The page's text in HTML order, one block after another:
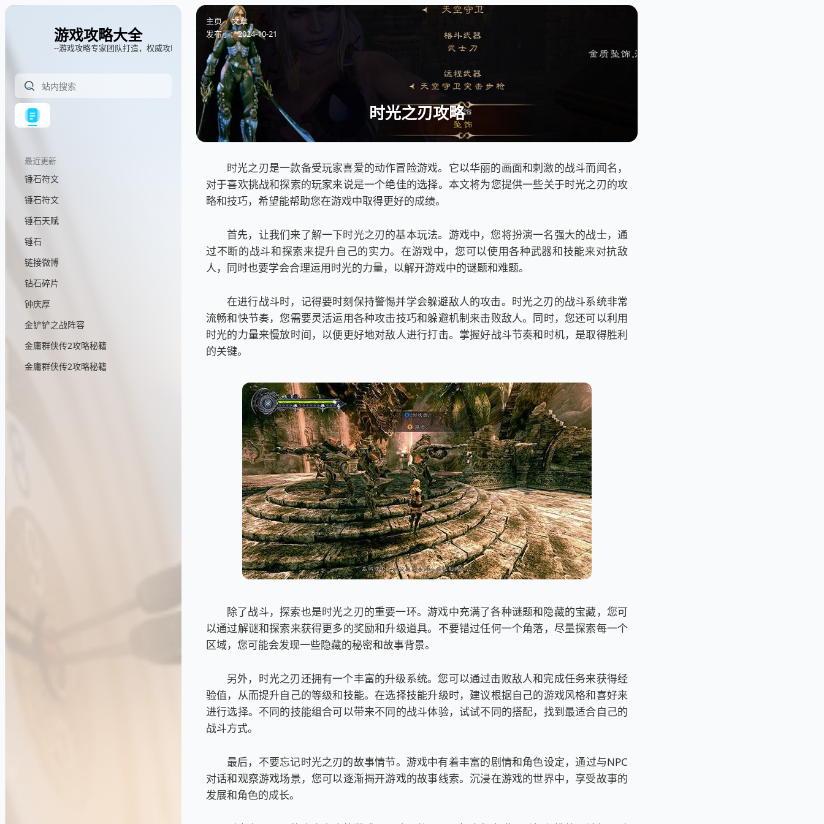
游戏攻略大全
--游戏攻略专家团队打造，权威攻略指南
最近更新
锤石符文
锤石符文
锤石天赋
锤石
链接微博
钻石碎片
钟庆厚
金铲铲之战阵容
金庸群侠传2攻略秘籍
金庸群侠传2攻略秘籍
主页
文章
发布于：2024-10-21
时光之刃攻略
时光之刃是一款备受玩家喜爱的动作冒险游戏。它以华丽的画面和刺激的战斗而闻名，
对于喜欢挑战和探索的玩家来说是一个绝佳的选择。本文将为您提供一些关于时光之刃的攻
略和技巧，希望能帮助您在游戏中取得更好的成绩。
首先，让我们来了解一下时光之刃的基本玩法。游戏中，您将扮演一名强大的战士，通
过不断的战斗和探索来提升自己的实力。在游戏中，您可以使用各种武器和技能来对抗敌
人，同时也要学会合理运用时光的力量，以解开游戏中的谜题和难题。
在进行战斗时，记得要时刻保持警惕并学会躲避敌人的攻击。时光之刃的战斗系统非常
流畅和快节奏，您需要灵活运用各种攻击技巧和躲避机制来击败敌人。同时，您还可以利用
时光的力量来慢放时间，以便更好地对敌人进行打击。掌握好战斗节奏和时机，是取得胜利
的关键。
除了战斗，探索也是时光之刃的重要一环。游戏中充满了各种谜题和隐藏的宝藏，您可
以通过解谜和探索来获得更多的奖励和升级道具。不要错过任何一个角落，尽量探索每一个
区域，您可能会发现一些隐藏的秘密和故事背景。
另外，时光之刃还拥有一个丰富的升级系统。您可以通过击败敌人和完成任务来获得经
验值，从而提升自己的等级和技能。在选择技能升级时，建议根据自己的游戏风格和喜好来
进行选择。不同的技能组合可以带来不同的战斗体验，试试不同的搭配，找到最适合自己的
战斗方式。
最后，不要忘记时光之刃的故事情节。游戏中有着丰富的剧情和角色设定，通过与NPC
对话和观察游戏场景，您可以逐渐揭开游戏的故事线索。沉浸在游戏的世界中，享受故事的
发展和角色的成长。